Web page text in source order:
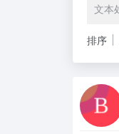
文本
排序